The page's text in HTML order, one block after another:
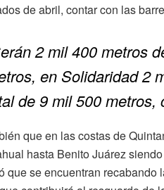
de abril, contar con las
2 mil 400 metros
en Solidaridad 2
de 9 mil 500 metros,
que en las costas de
hasta Benito Juárez
que se encuentran